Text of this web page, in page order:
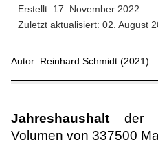
Erstellt: 17. November 2022
Zuletzt aktualisiert: 02. August
Autor: Reinhard Schmidt (2021)
Jahreshaushalt der
Volumen von 337500